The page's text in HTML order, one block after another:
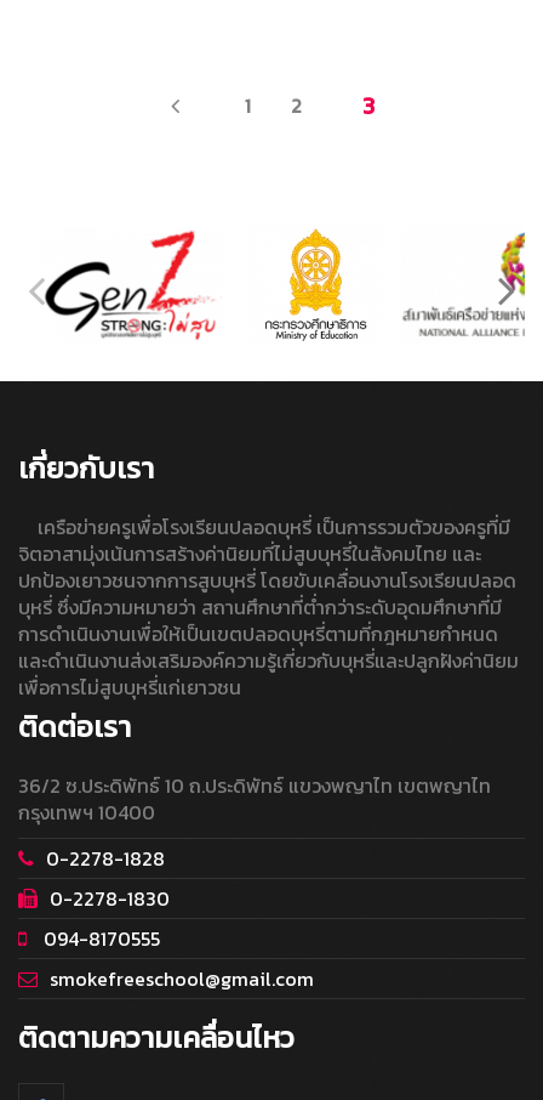
PREV 1 2 3
เกี่ยวกับเรา
เครือข่ายครูเพื่อโรงเรียนปลอดบุหรี่ เป็นการรวมตัวของครูที่มี
จิตอาสามุ่งเน้นการสร้างค่านิยมที่ไม่สูบบุหรี่ในสังคมไทย และ
ปกป้องเยาวชนจากการสูบบุหรี่ โดยขับเคลื่อนงานโรงเรียนปลอด
บุหรี่ ซึ่งมีความหมายว่า สถานศึกษาที่ต่ำกว่าระดับอุดมศึกษาที่มี
การดำเนินงานเพื่อให้เป็นเขตปลอดบุหรี่ตามที่กฎหมายกำหนด
และดำเนินงานส่งเสริมองค์ความรู้เกี่ยวกับบุหรี่และปลูกฝังค่านิยม
เพื่อการไม่สูบบุหรี่แก่เยาวชน
ติดต่อเรา
36/2 ซ.ประดิพัทธ์ 10 ถ.ประดิพัทธ์ แขวงพญาไท เขตพญาไท
กรุงเทพฯ 10400
0-2278-1828
0-2278-1830
094-8170555
smokefreeschool@gmail.com
ติดตามความเคลื่อนไหว